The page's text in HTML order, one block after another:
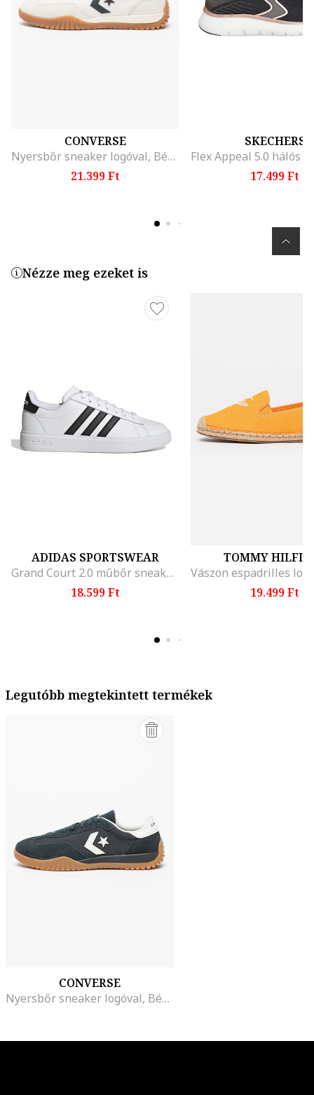
CONVERSE
Nyersbőr sneaker logóval, Bézs/Törtfehér
21.399 Ft
SKECHERS
17.499 Ft
Nézze meg ezeket is
ADIDAS SPORTSWEAR
Grand Court 2.0 műbőr sneaker, Fehér/Fekete
18.599 Ft
TOMMY
19.499 Ft
Legutóbb megtekintett termékek
CONVERSE
Nyersbőr sneaker logóval, Bézs/Koptatott fekete